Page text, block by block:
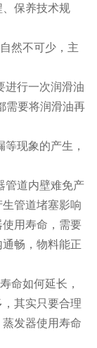
保养技术规
然不可少，主
进行一次润滑油
需要将润滑油再
现象的产生，
管道内壁难免产
管道堵塞影响
用寿命，需要
畅，物料能正
命如何延长，
其实只要合理
发器使用寿命